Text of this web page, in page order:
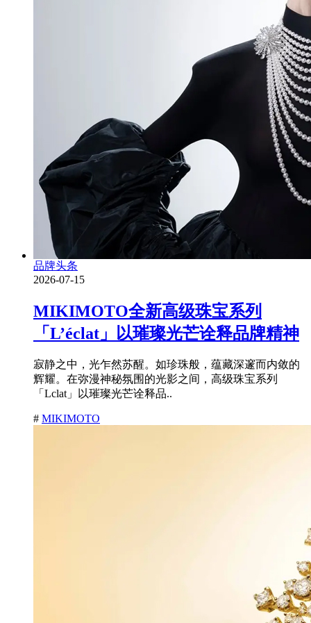
品牌头条
2026-07-15
MIKIMOTO全新高级珠宝系列
「L’éclat」以璀璨光芒诠释品牌精神
寂静之中，光乍然苏醒。如珍珠般，蕴藏深邃而内敛的
辉耀。在弥漫神秘氛围的光影之间，高级珠宝系列
「Lclat」以璀璨光芒诠释品..
# MIKIMOTO